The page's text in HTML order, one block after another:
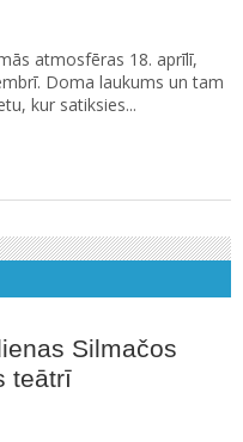
atmosfēras 18. aprīlī,
Doma laukums un tam
kur satiksies...
Silmačos
teātrī